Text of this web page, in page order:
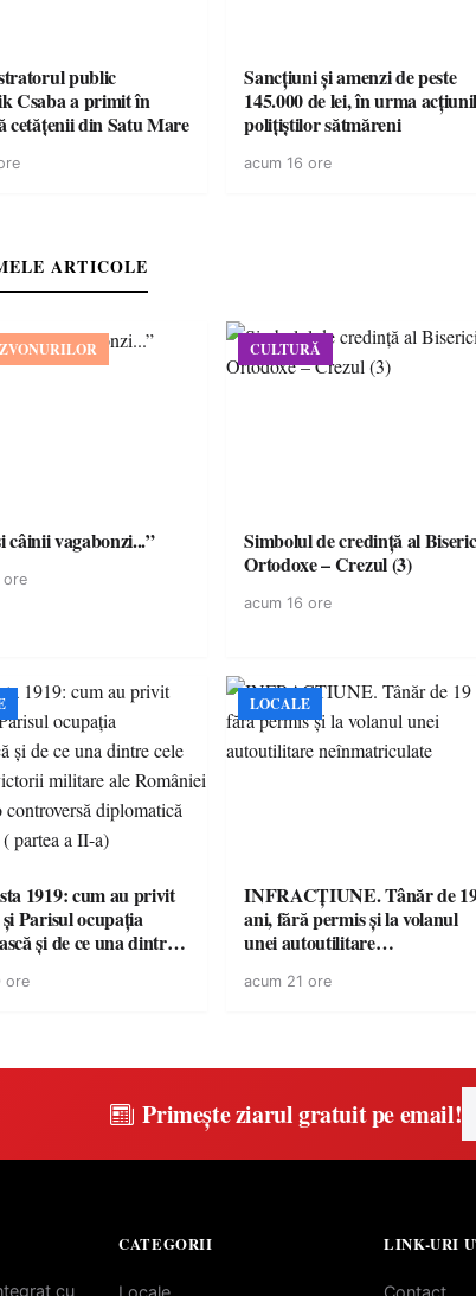
public
Csaba a primit în
cetățenii din Satu Mare
Sancțiuni și amenzi de peste
145.000 de lei, în urma
polițiștilor sătmăreni
acum 16 ore
ARTICOLE
câinii vagabonzi...”
ore
CULTURĂ
Simbolul de credinţă al
Ortodoxe – Crezul (3)
acum 16 ore
1919: cum au privit
Parisul ocupația
și de ce una dintre
a devenit o
ore
LOCALE
INFRACȚIUNE. Tânăr de
ani, fără permis și la volanul
unei autoutilitare
acum 21 ore
Primește ziarul gratuit pe email!
cu
CATEGORII
Locale
LINK-URI
Contact